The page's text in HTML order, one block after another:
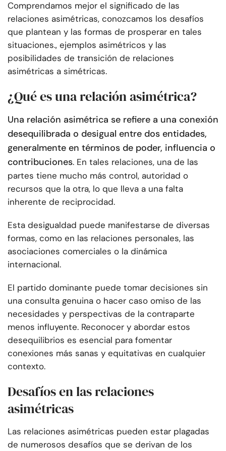
Comprendamos mejor el significado de las
relaciones asimétricas, conozcamos los desafíos
que plantean y las formas de prosperar en tales
situaciones., ejemplos asimétricos y las
posibilidades de transición de relaciones
asimétricas a simétricas.
¿Qué es una relación asimétrica?
Una relación asimétrica se refiere a una conexión
desequilibrada o desigual entre dos entidades,
generalmente en términos de poder, influencia o
contribuciones. En tales relaciones, una de las
partes tiene mucho más control, autoridad o
recursos que la otra, lo que lleva a una falta
inherente de reciprocidad.
Esta desigualdad puede manifestarse de diversas
formas, como en las relaciones personales, las
asociaciones comerciales o la dinámica
internacional.
El partido dominante puede tomar decisiones sin
una consulta genuina o hacer caso omiso de las
necesidades y perspectivas de la contraparte
menos influyente. Reconocer y abordar estos
desequilibrios es esencial para fomentar
conexiones más sanas y equitativas en cualquier
contexto.
Desafíos en las relaciones
asimétricas
Las relaciones asimétricas pueden estar plagadas
de numerosos desafíos que se derivan de los